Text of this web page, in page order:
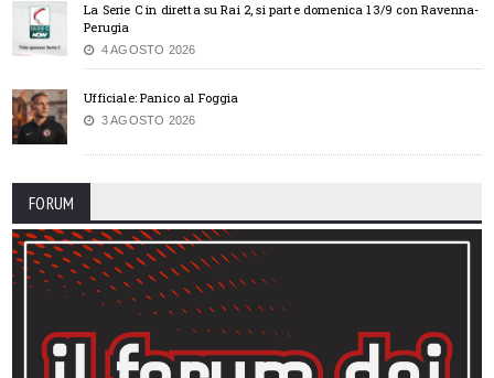
La Serie C in diretta su Rai 2, si parte domenica 13/9 con Ravenna-
Perugia
4 AGOSTO 2026
Ufficiale: Panico al Foggia
3 AGOSTO 2026
FORUM